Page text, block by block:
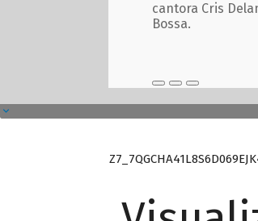
cantora Cris
Bossa.